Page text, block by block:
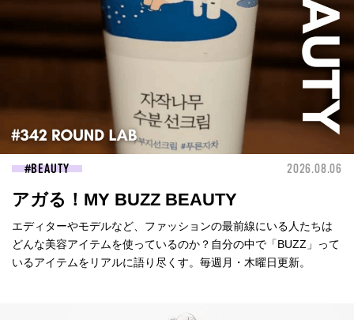
BEAUTY 2026.08.06
アガる！MY BUZZ BEAUTY
エディターやモデルなど、ファッションの最前線にいる人たちは
どんな美容アイテムを使っているのか？自分の中で「BUZZ」って
いるアイテムをリアルに語り尽くす。毎週月・木曜日更新。